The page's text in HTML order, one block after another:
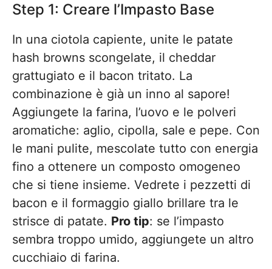
Step 1: Creare l’Impasto Base
In una ciotola capiente, unite le patate
hash browns scongelate, il cheddar
grattugiato e il bacon tritato. La
combinazione è già un inno al sapore!
Aggiungete la farina, l’uovo e le polveri
aromatiche: aglio, cipolla, sale e pepe. Con
le mani pulite, mescolate tutto con energia
fino a ottenere un composto omogeneo
che si tiene insieme. Vedrete i pezzetti di
bacon e il formaggio giallo brillare tra le
strisce di patate. Pro tip: se l’impasto
sembra troppo umido, aggiungete un altro
cucchiaio di farina.